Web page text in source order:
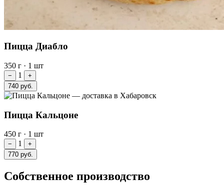
Пицца Диабло
350 г · 1 шт
− 1
+
740 руб.
Пицца Кальцоне
450 г · 1 шт
− 1
+
770 руб.
Собственное производство